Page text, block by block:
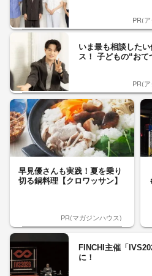
PR(
いま最も相談した
ス！ 子どもの“お
PR(
早見優さんも実践！夏を乗り
切る鍋料理【クロワッサン】
PR(マガジンハウス)
FINCHI主催「
に！